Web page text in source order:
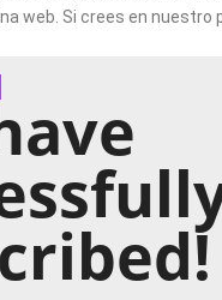
web. Si crees en nuestro